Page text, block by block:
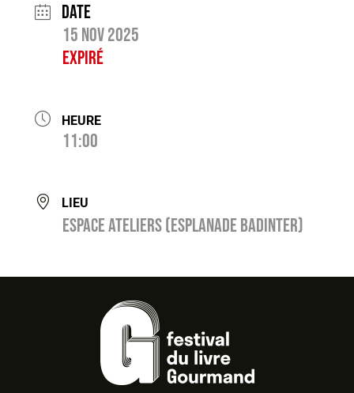
Date
15 Nov 2025
Expiré
HEURE
11:00
LIEU
Espace ateliers (esplanade Badinter)